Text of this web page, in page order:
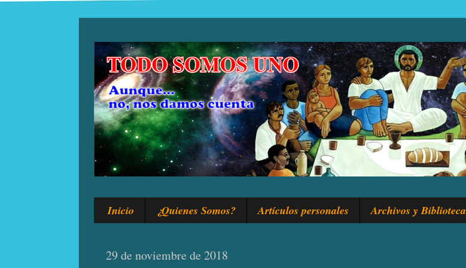
Inicio ¿Quienes Somos? Artículos personales Archivos y Biblioteca
29 de noviembre de 2018